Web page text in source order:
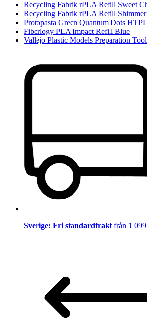
Recycling Fabrik rPLA Refill Sweet
Recycling Fabrik rPLA Refill
Protopasta Green Quantum Dots
Fiberlogy PLA Impact Refill Blue
Vallejo Plastic Models Preparation
Sverige: Fri standardfrakt från 1